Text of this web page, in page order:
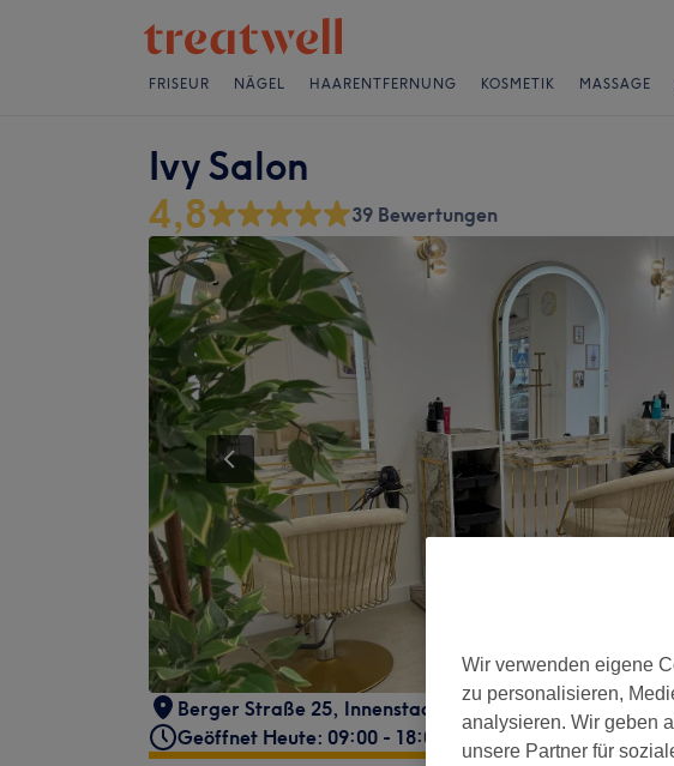
FRISEUR NÄGEL HAARENTFERNUNG KOSMETIK MASSAGE
Ivy Salon
4,8 39 Bewertungen
Berger Straße 25, Innenstadt III, Frankfurt am Main,
Geöffnet Heute: 09:00 - 18:00
Wir verwenden eigene
zu personalisieren,
analysieren. Wir geben
unsere Partner für